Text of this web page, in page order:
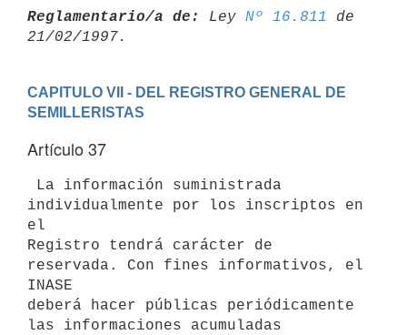
Reglamentario/a de: Ley Nº 16.811
de
CAPITULO VII - DEL REGISTRO GENERAL DE
SEMILLERISTAS
Artículo 37
individualmente por los inscriptos en
el
Registro tendrá carácter de
reservada. Con fines informativos, el
INASE
deberá hacer públicas periódicamente
las informaciones acumuladas